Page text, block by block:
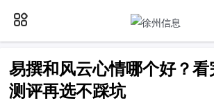
易撰和风云心情哪个好？
测评再选不踩坑